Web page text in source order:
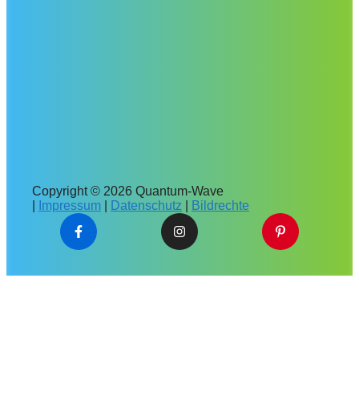
Copyright © 2026 Quantum-Wave
Impressum Datenschutz Bildrechte